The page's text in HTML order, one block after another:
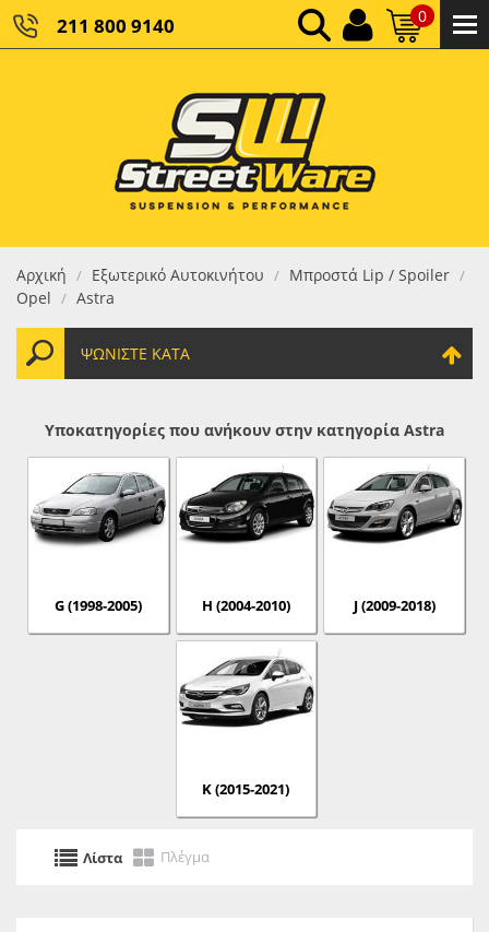
211 800 9140 0
ΚΑΘΑΡΌ ΣΎΝΟΛΟ:
ΤΕΛΙΚΌ ΣΎΝΟΛΟ:0,00 €
Αρχική / Εξωτερικό Αυτοκινήτου / Μπροστά Lip / Spoiler /
Opel / Astra
ΨΩΝΊΣΤΕ ΚΑΤΆ
Υποκατηγορίες που ανήκουν στην κατηγορία Astra
G (1998-2005) H (2004-2010) J (2009-2018)
K (2015-2021)
Λίστα Πλέγμα